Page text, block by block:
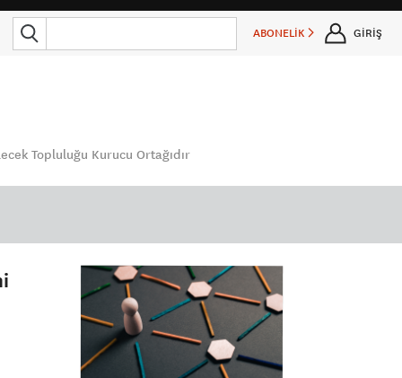
ABONELİK GİRİŞ
Topluluğu Kurucu Ortağıdır